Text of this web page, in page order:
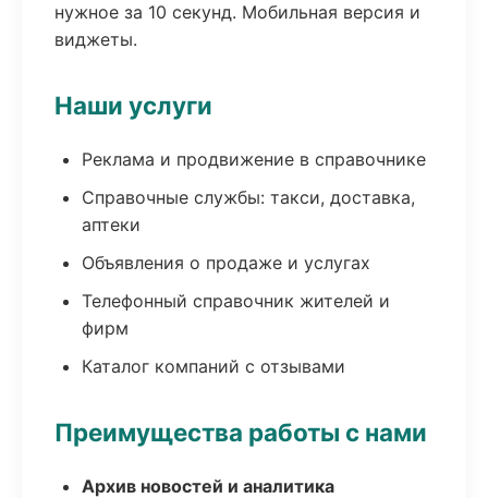
нужное за 10 секунд. Мобильная версия и
виджеты.
Наши услуги
Реклама и продвижение в справочнике
Справочные службы: такси, доставка,
аптеки
Объявления о продаже и услугах
Телефонный справочник жителей и
фирм
Каталог компаний с отзывами
Преимущества работы с нами
Архив новостей и аналитика